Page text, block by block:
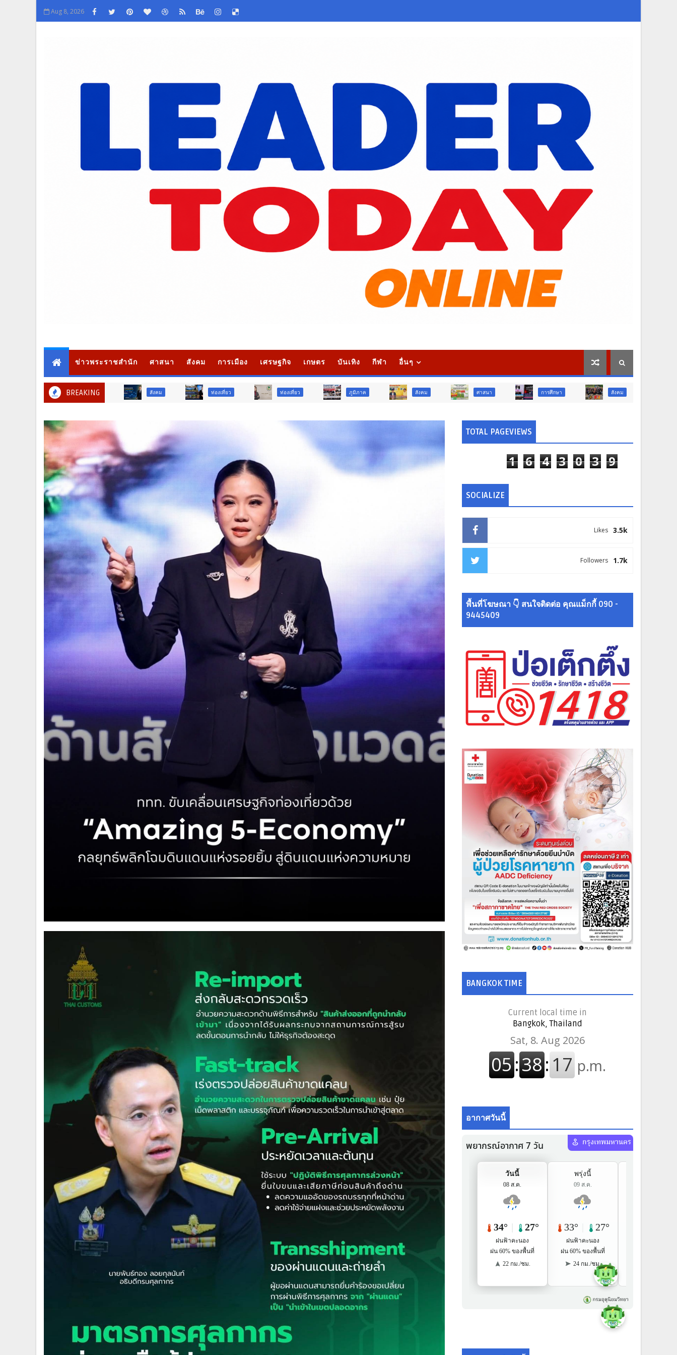
Aug 8, 2026
ข่าวพระราชสำนัก ศาสนา สังคม การเมือง เศรษฐกิจ เกษตร บันเทิง กีฬา อื่นๆ
BREAKING ท่องเที่ยว ท่องเที่ยว ภูมิภาค สังคม ศาสนา การศึกษา สังคม สังคม
TOTAL PAGEVIEWS
1 6 4 3 0 3 9
SOCIALIZE
3.5k
Likes
1.7k
Followers
พื้นที่โฆษณา 👇 สนใจติดต่อ คุณแม็กกี้ 090 -
9445409
BANGKOK TIME
Current local time in
Bangkok, Thailand
อากาศวันนี้